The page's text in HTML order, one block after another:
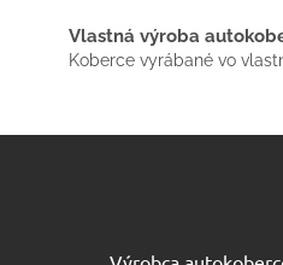
Vlastná výroba
Koberce vyrábané vo